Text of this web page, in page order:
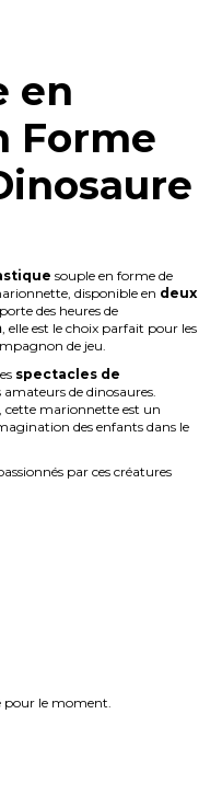
en
Forme
souple en forme de
disponible en deux
des heures de
, elle est le choix parfait pour les
de jeu.
spectacles de
amateurs de dinosaures.
cette marionnette est un
des enfants dans le
par ces créatures
le moment.